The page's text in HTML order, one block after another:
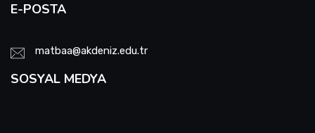
E-POSTA
matbaa@akdeniz.edu.tr
SOSYAL MEDYA